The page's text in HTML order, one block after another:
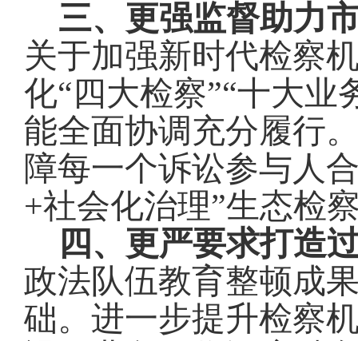
三、更强监督助力
关于加强新时代检察
化“四大检察”“十大
能全面协调充分履行
障每一个诉讼参与人
+社会化治理”生态检
四、更严要求打造
政法队伍教育整顿成
础。进一步提升检察